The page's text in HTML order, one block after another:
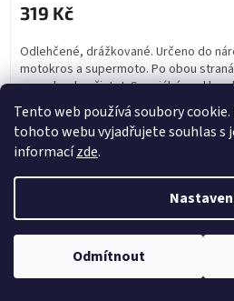
Tento web používá soubory
tohoto webu vyjadřujete souhlas s
informacízde.
Odmítnout
319 Kč
Odlehčené, drážkované. Určeno do
motokros a supermoto. Po obou
pro odvod nečistot. Speciální ocel
12
13 14
O
v
á
NAČÍST 12
S
á
k
1 46
544položek